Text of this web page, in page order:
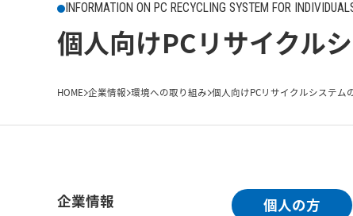
INFORMATION ON PC RECYCLING SYSTEM FOR
個人向けPCリサイクル
HOME 企業情報 環境への取り組み 個人向けPCリサイクルシステム
個人の方
企業情報